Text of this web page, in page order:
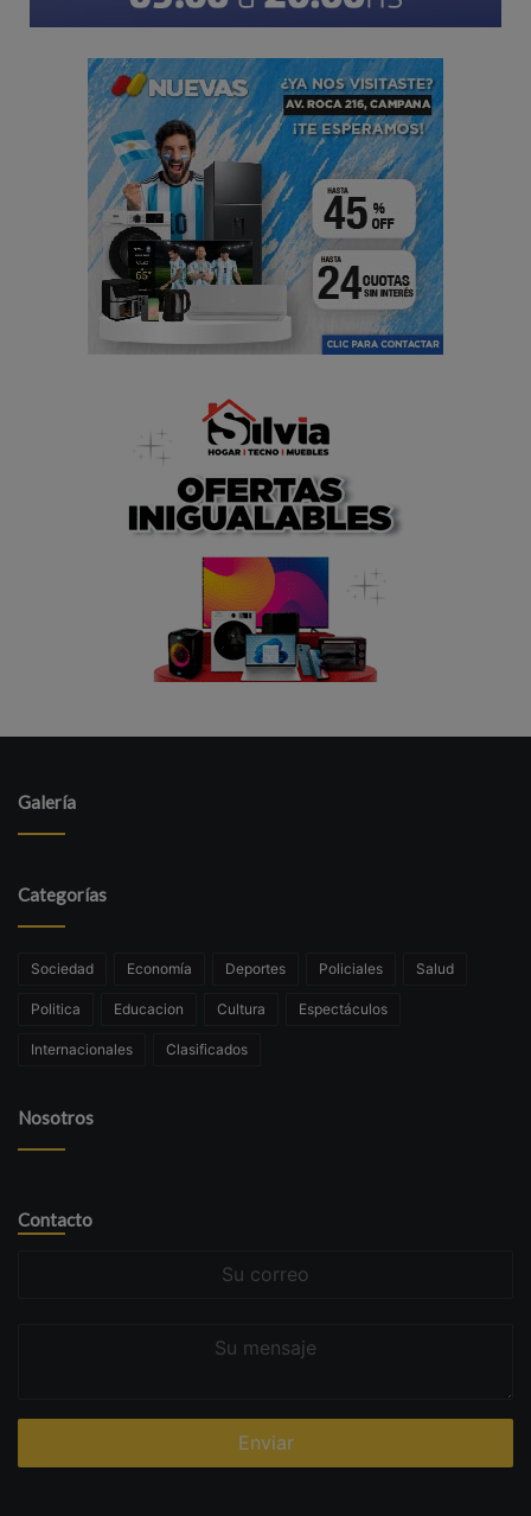
Galería
Categorías
Sociedad Economía Deportes Policiales Salud
Politica Educacion Cultura Espectáculos
Internacionales Clasificados
Nosotros
Contacto